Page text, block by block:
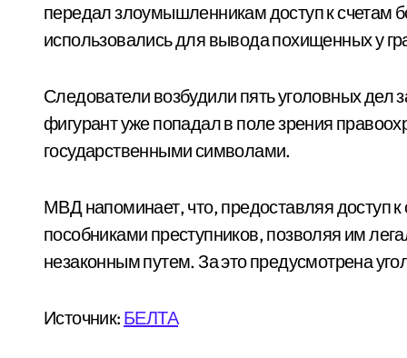
передал злоумышленникам доступ к счетам
использовались для вывода похищенных у
Следователи возбудили пять уголовных дел
фигурант уже попадал в поле зрения
государственными символами.
МВД напоминает, что, предоставляя доступ
пособниками преступников, позволяя им
незаконным путем. За это предусмотрена
Источник: БЕЛТА